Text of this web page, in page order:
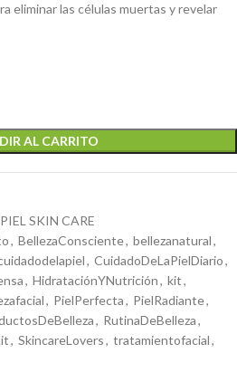
eliminar las células muertas y revelar
AL CARRITO
SKIN CARE
, BellezaConsciente, bellezanatural,
, CuidadoDeLaPielDiario,
, HidrataciónYNutrición, kit,
, PielPerfecta, PielRadiante,
, RutinaDeBelleza,
, SkincareLovers, tratamientofacial,